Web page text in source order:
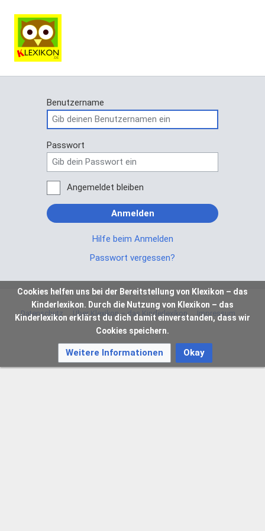
Benutzername
Passwort
Angemeldet bleiben
Anmelden
Hilfe beim Anmelden
Passwort vergessen?
Datenschutz Über Klexikon – das Kinderlexikon Impressum
Cookies helfen uns bei der Bereitstellung von Klexikon – das
Kinderlexikon. Durch die Nutzung von Klexikon – das
Kinderlexikon erklärst du dich damit einverstanden, dass wir
Cookies speichern.
Weitere Informationen Okay